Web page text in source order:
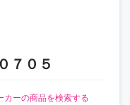
７０５
カーの商品を検索する